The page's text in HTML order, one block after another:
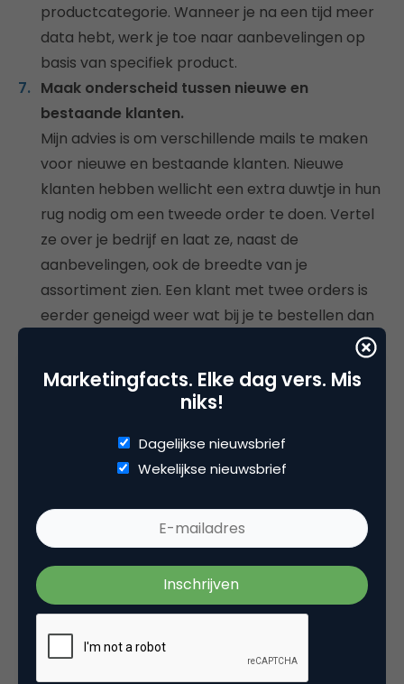
productcategorie. Wanneer je na een tijd meer
data hebt, werk je toe naar aanbevelingen op
basis van specifiek product.
Maak onderscheid tussen nieuwe en
bestaande klanten.
Mijn advies is om verschillende mails te maken
voor nieuwe en bestaande klanten. Nieuwe
klanten hebben wellicht een extra duwtje in hun
rug nodig om een tweede order te doen. Vertel
ze over je bedrijf en laat ze, naast de
aanbevelingen, ook de breedte van je
assortiment zien. Een klant met twee orders is
eerder geneigd weer wat bij je te bestellen dan
Sla niet te ver door in je aanbevelingen.
Interesses veranderen door de tijd heen. Want
kan volgend jaar ook geïnteresseerd zijn in
baby- en kinderkleding.
Zorg voor een goede en logische weergave van
de aanbevelingen. Bedenk ook welke content je
eventueel nog meer wilt verwerken in de mail.
En zorg natuurlijk voor goede call-to-actions bij
de aanbevelingen.
Testen.
Test, al dan niet handmatig, of de aanbevelingen
Marketingfacts. Elke dag vers. Mis
niks!
Dagelijkse nieuwsbrief
Wekelijkse nieuwsbrief